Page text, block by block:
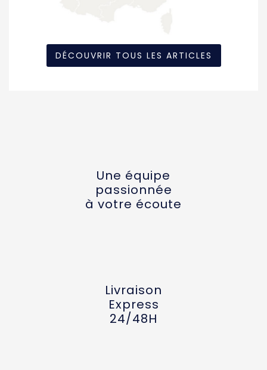
DÉCOUVRIR TOUS LES ARTICLES
Une équipe
passionnée
à votre écoute
Livraison
Express
24/48H